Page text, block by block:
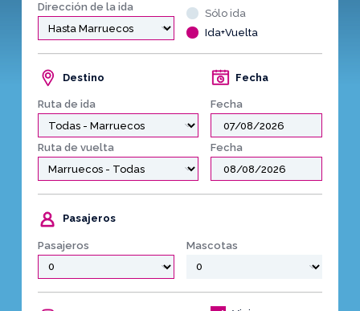
Dirección de la ida
Sólo ida
Ida+Vuelta
Destino
Ruta de ida
Fecha
Fecha
Ruta de vuelta Fecha
Pasajeros
Pasajeros Mascotas